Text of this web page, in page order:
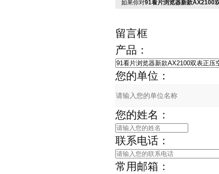
如果你对91看片浏览器新款AX2100
留言框
产品：
您的单位：
您的姓名：
联系电话：
常用邮箱：